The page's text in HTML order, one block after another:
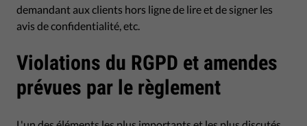
demandant aux clients hors ligne de lire et de signer les
avis de confidentialité, etc.
Violations du RGPD et amendes
prévues par le règlement